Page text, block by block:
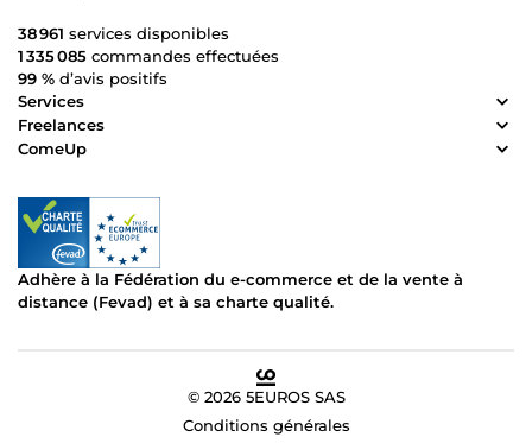
38 961 services disponibles
1 335 085 commandes effectuées
99 % d’avis positifs
Services
Freelances
ComeUp
Adhère à la Fédération du e-commerce et de la vente à
distance (Fevad) et à sa charte qualité.
© 2026 5EUROS SAS
Conditions générales